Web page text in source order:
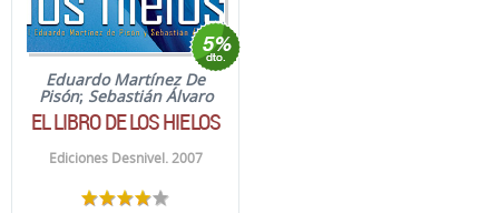
Eduardo Martínez De
Pisón; Sebastián Álvaro
EL LIBRO DE LOS HIELOS
Ediciones Desnivel. 2007